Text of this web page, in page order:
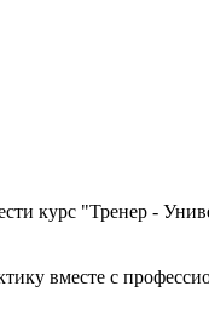
курс "Тренер -
вместе с